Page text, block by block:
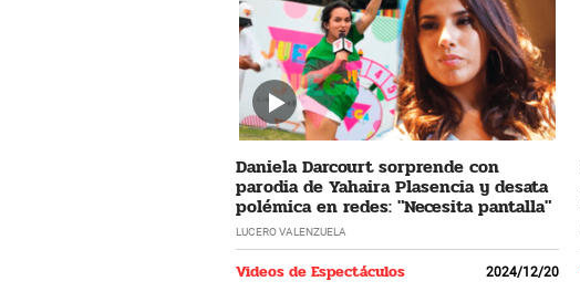
Daniela Darcourt sorprende con
parodia de Yahaira Plasencia y desata
polémica en redes: "Necesita pantalla"
LUCERO VALENZUELA
Videos de Espectáculos 2024/12/20